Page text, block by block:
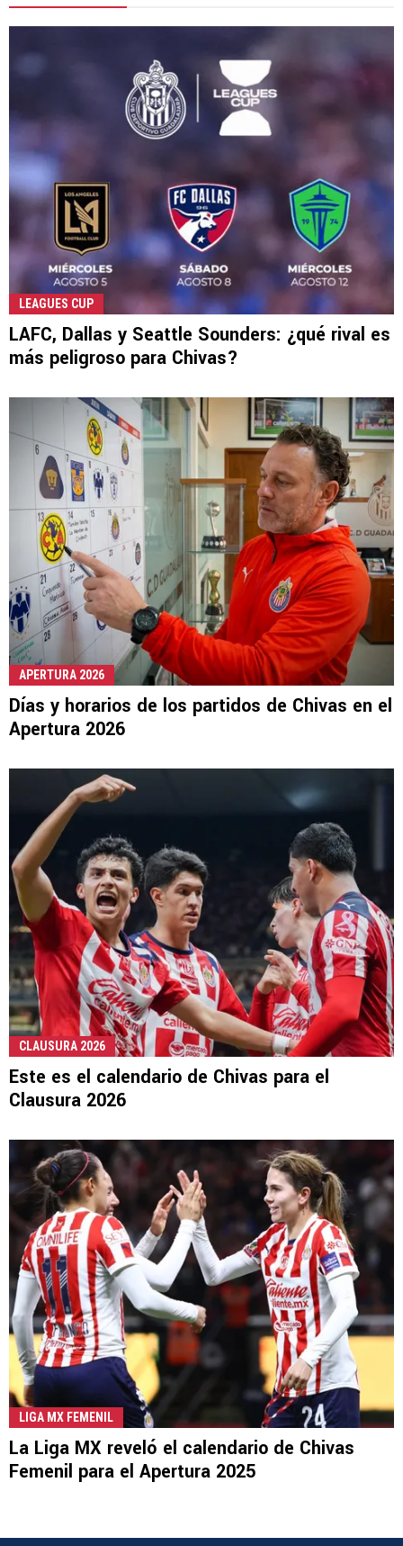
LEAGUES CUP
LAFC, Dallas y Seattle Sounders: ¿qué rival es
más peligroso para Chivas?
APERTURA 2026
Días y horarios de los partidos de Chivas en el
Apertura 2026
CLAUSURA 2026
Este es el calendario de Chivas para el
Clausura 2026
LIGA MX FEMENIL
La Liga MX reveló el calendario de Chivas
Femenil para el Apertura 2025